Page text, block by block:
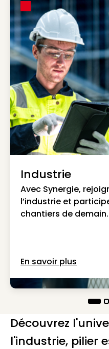
Industrie
Avec Synergie,
l’industrie et
chantiers de demain.
En savoir plus
Découvrez
l'industrie, pilier